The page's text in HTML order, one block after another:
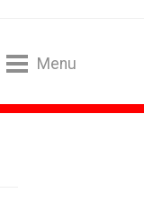
Menu